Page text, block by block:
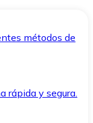
métodos de
rápida y segura.